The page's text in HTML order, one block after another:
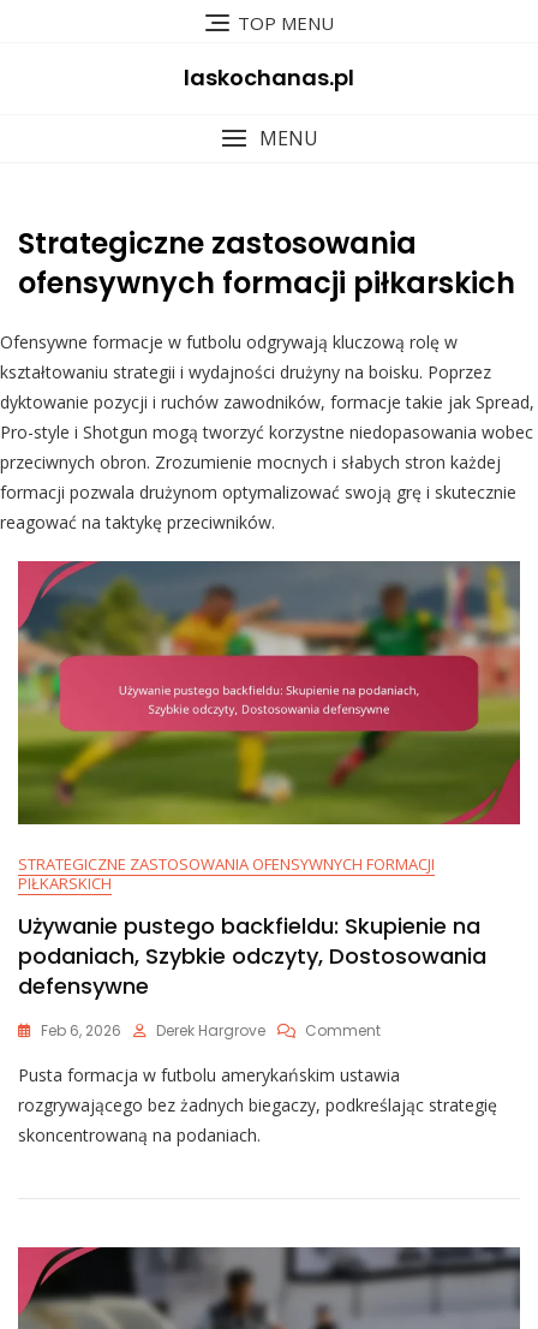
TOP MENU
laskochanas.pl
MENU
Strategiczne zastosowania
ofensywnych formacji piłkarskich
Ofensywne formacje w futbolu odgrywają kluczową rolę w
kształtowaniu strategii i wydajności drużyny na boisku. Poprzez
dyktowanie pozycji i ruchów zawodników, formacje takie jak Spread,
Pro-style i Shotgun mogą tworzyć korzystne niedopasowania wobec
przeciwnych obron. Zrozumienie mocnych i słabych stron każdej
formacji pozwala drużynom optymalizować swoją grę i skutecznie
reagować na taktykę przeciwników.
STRATEGICZNE ZASTOSOWANIA OFENSYWNYCH FORMACJI
PIŁKARSKICH
Używanie pustego backfieldu: Skupienie na
podaniach, Szybkie odczyty, Dostosowania
defensywne
Feb 6, 2026 Derek Hargrove CommentOn
Pustego
Backfieldu:
Skupienie
Defensywne
Pusta formacja w futbolu amerykańskim ustawia
rozgrywającego bez żadnych biegaczy, podkreślając strategię
skoncentrowaną na podaniach.